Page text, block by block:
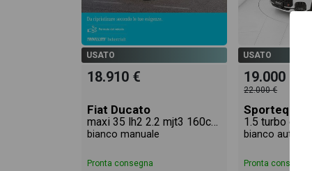
USATO
18.910 €
Fiat Ducato
bianco manuale
Pronta consegna
USATO
19.000 €
22.000 €
Sportequipe
1.5 turbo gpl
bianco
Pronta consegna